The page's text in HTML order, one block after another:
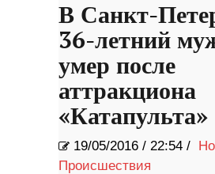
В Санкт-
36-летний
умер после
аттракциона
«Катапульта»
19/05/2016 / 22:54 /
Происшествия